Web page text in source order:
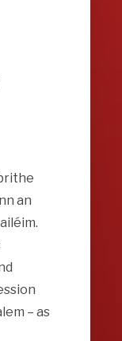
an
– as